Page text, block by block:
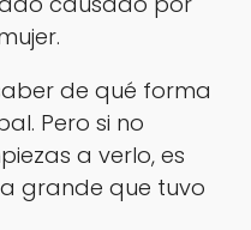
de qué forma
Pero si no
a verlo, es
grande que tuvo